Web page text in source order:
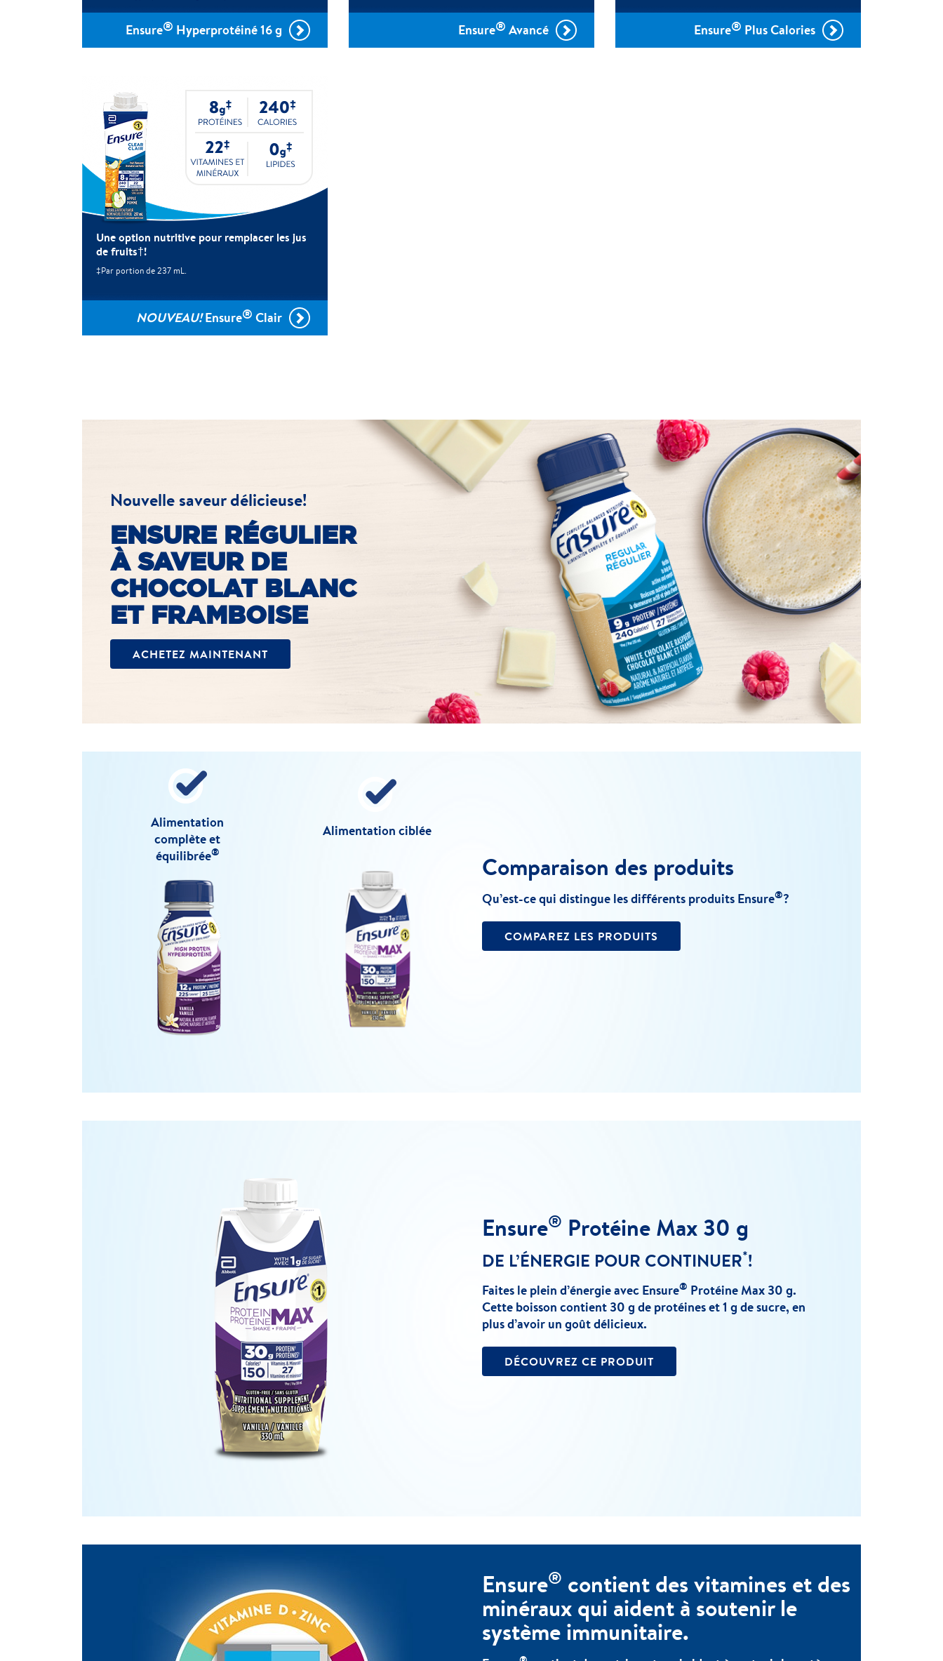
Ensure® Hyperprotéiné 16 g Ensure® Avancé Ensure® Plus Calories
NOUVEAU!Ensure®Clair
Une option nutritive pour remplacer les jus
de fruits†!
‡Par portion de 237 mL.
Nouvelle saveur délicieuse!
ENSURE RÉGULIER
À SAVEUR DE
CHOCOLAT BLANC
ET FRAMBOISE
ACHETEZ MAINTENANT
Alimentation
complète et
équilibrée®
Alimentation ciblée
Comparaison des produits
Qu’est-ce qui distingue les différents produits Ensure®?
COMPAREZ LES PRODUITS
Ensure® Protéine Max 30 g
DE L’ÉNERGIE POUR CONTINUER*!
Faites le plein d’énergie avec Ensure® Protéine Max 30 g.
Cette boisson contient 30 g de protéines et 1 g de sucre, en
plus d’avoir un goût délicieux.
DÉCOUVREZ CE PRODUIT
Ensure® contient des vitamines et des
minéraux qui aident à soutenir le
système immunitaire.